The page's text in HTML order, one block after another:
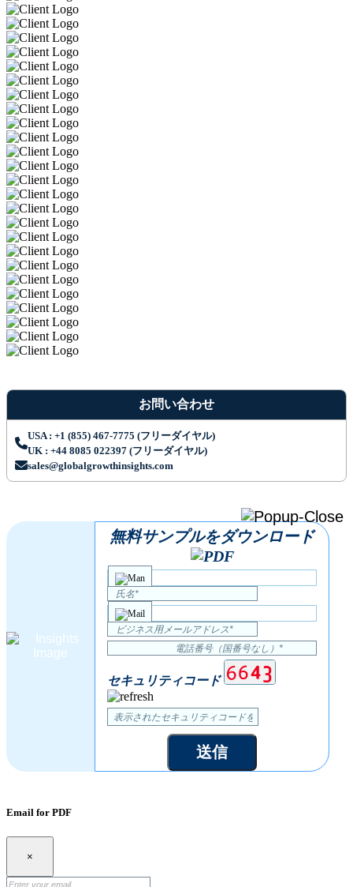
お問い合わせ
USA : +1 (855) 467-7775 (フリーダイヤル)
UK : +44 8085 022397 (フリーダイヤル)
sales@globalgrowthinsights.com
無料サンプルをダウンロード
セキュリティコード
送信
Email for PDF
×